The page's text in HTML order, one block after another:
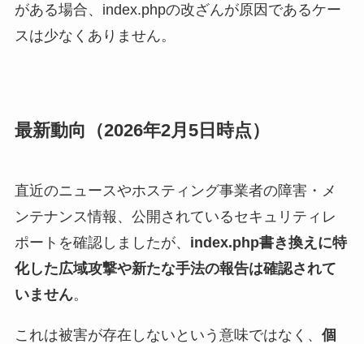
がある場合、index.phpの改ざんが原因であるケー
スは少なくありません。
最新動向（2026年2月5日時点）
直近のニュースやホスティング事業者の障害・メ
ンテナンス情報、公開されているセキュリティレ
ポートを確認しましたが、 index.php書き換えに特
化した広域攻撃や新たな手法の報告は確認されて
いません。
これは被害が存在しないという意味ではなく、 個